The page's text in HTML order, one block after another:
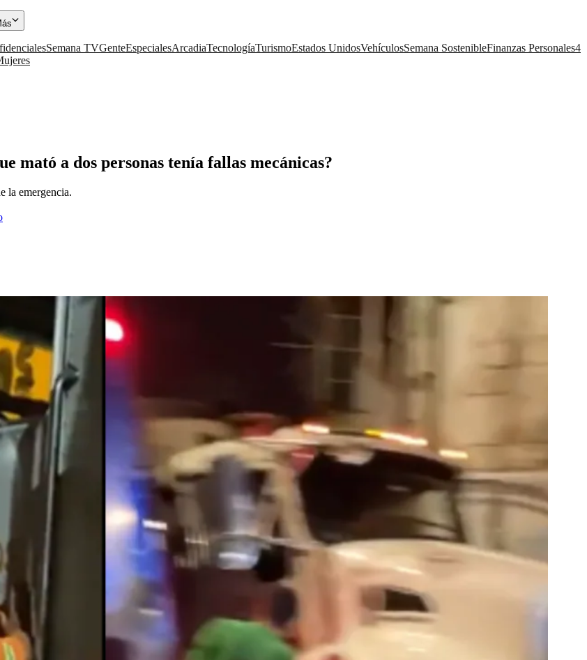
Semana TVGenteEspecialesArcadiaTecnologíaTurismoEstados UnidosVehículosSemana SostenibleFinanzas Personales4
mató a dos personas tenía fallas mecánicas?
la emergencia.